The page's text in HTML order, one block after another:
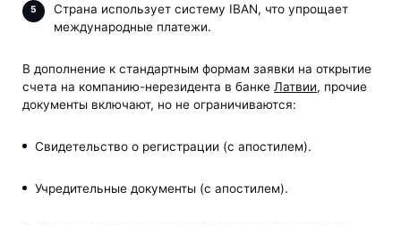
Страна использует систему IBAN, что упрощает
международные платежи.
В дополнение к стандартным формам заявки на открытие
счета на компанию-нерезидента в банке Латвии, прочие
документы включают, но не ограничиваются:
Свидетельство о регистрации (с апостилем).
Учредительные документы (с апостилем).